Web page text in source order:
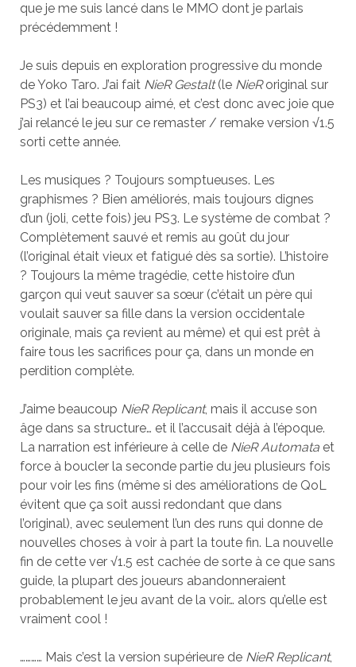
que je me suis lancé dans le MMO dont je parlais
précédemment !
Je suis depuis en exploration progressive du monde
de Yoko Taro. J’ai fait NieR Gestalt(le NieRoriginal sur
PS3) et l’ai beaucoup aimé, et c’est donc avec joie que
j’ai relancé le jeu sur ce remaster / remake version √1.5
sorti cette année.
Les musiques ? Toujours somptueuses. Les
graphismes ? Bien améliorés, mais toujours dignes
d’un (joli, cette fois) jeu PS3. Le système de combat ?
Complètement sauvé et remis au goût du jour
(l’original était vieux et fatigué dès sa sortie). L’histoire
? Toujours la même tragédie, cette histoire d’un
garçon qui veut sauver sa sœur (c’était un père qui
voulait sauver sa fille dans la version occidentale
originale, mais ça revient au même) et qui est prêt à
faire tous les sacrifices pour ça, dans un monde en
perdition complète.
J’aime beaucoup NieR Replicant, mais il accuse son
âge dans sa structure… et il l’accusait déjà à l’époque.
La narration est inférieure à celle de NieR Automataet
force à boucler la seconde partie du jeu plusieurs fois
pour voir les fins (même si des améliorations de QoL
évitent que ça soit aussi redondant que dans
l’original), avec seulement l’un des runs qui donne de
nouvelles choses à voir à part la toute fin. La nouvelle
fin de cette ver √1.5 est cachée de sorte à ce que sans
guide, la plupart des joueurs abandonneraient
probablement le jeu avant de la voir… alors qu’elle est
vraiment cool !
………… Mais c’est la version supérieure de NieR Replicant,